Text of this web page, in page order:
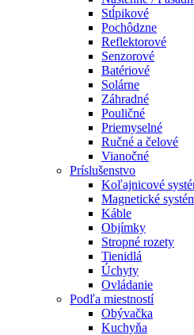
Stĺpikové
Pochôdzne
Reflektorové
Senzorové
Batériové
Solárne
Záhradné
Pouličné
Priemyselné
Ručné a čelové
Vianočné
Príslušenstvo
Koľajnicové
Magnetické
Káble
Objímky
Stropné rozety
Tienidlá
Úchyty
Ovládanie
Podľa miestností
Obývačka
Kuchyňa